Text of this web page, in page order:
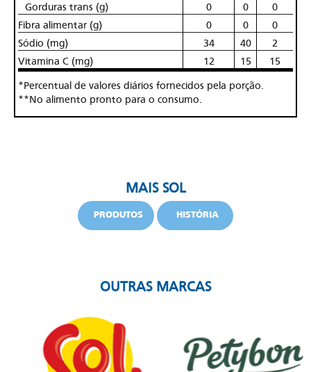
Gorduras trans (g)
0 0
0
Fibra alimentar (g)
0 0
0
Sódio (mg)
34 40
2
Vitamina C (mg)
12 15 15
*Percentual de valores diários fornecidos pela porção.
**No alimento pronto para o consumo.
MAIS SOL
PRODUTOS HISTÓRIA
OUTRAS MARCAS